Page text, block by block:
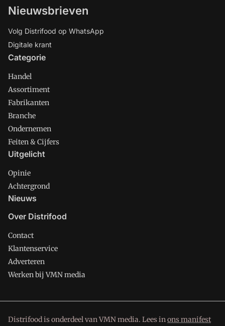
Nieuwsbrieven
Volg Distrifood op WhatsApp
Digitale krant
Categorie
Handel
Assortiment
Fabrikanten
Branche
Ondernemen
Feiten & Cijfers
Uitgelicht
Opinie
Achtergrond
Nieuws
Over Distrifood
Contact
Klantenservice
Adverteren
Werken bij VMN media
Distrifood is onderdeel van VMN media. Lees inons manifest